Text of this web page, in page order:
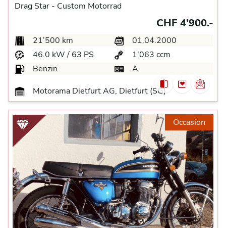
Drag Star - Custom Motorrad
CHF 4’900.-
21’500 km
01.04.2000
46.0 kW / 63 PS
1’063 ccm
Benzin
A
Motorama Dietfurt AG, Dietfurt (SG)
Occasion